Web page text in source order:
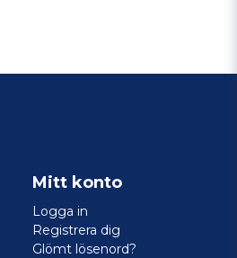
Mitt konto
Logga in
Registrera dig
Glömt lösenord?